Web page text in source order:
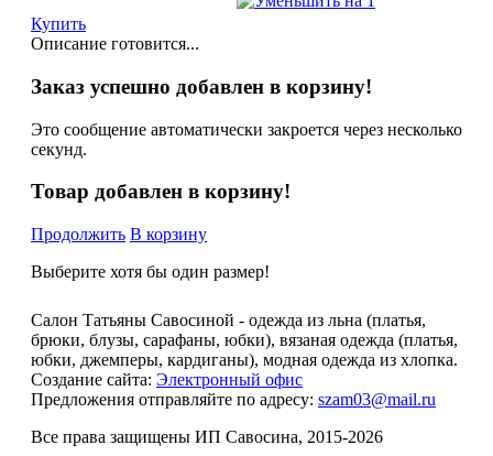
Купить
Описание готовится...
Заказ успешно добавлен в корзину!
Это сообщение автоматически закроется через несколько
секунд.
Товар добавлен в корзину!
Продолжить В корзину
Выберите хотя бы один размер!
Салон Татьяны Савосиной - одежда из льна (платья,
брюки, блузы, сарафаны, юбки), вязаная одежда (платья,
юбки, джемперы, кардиганы), модная одежда из хлопка.
Создание сайта: Электронный офис
Предложения отправляйте по адресу: szam03@mail.ru
Все права защищены ИП Савосина, 2015-2026